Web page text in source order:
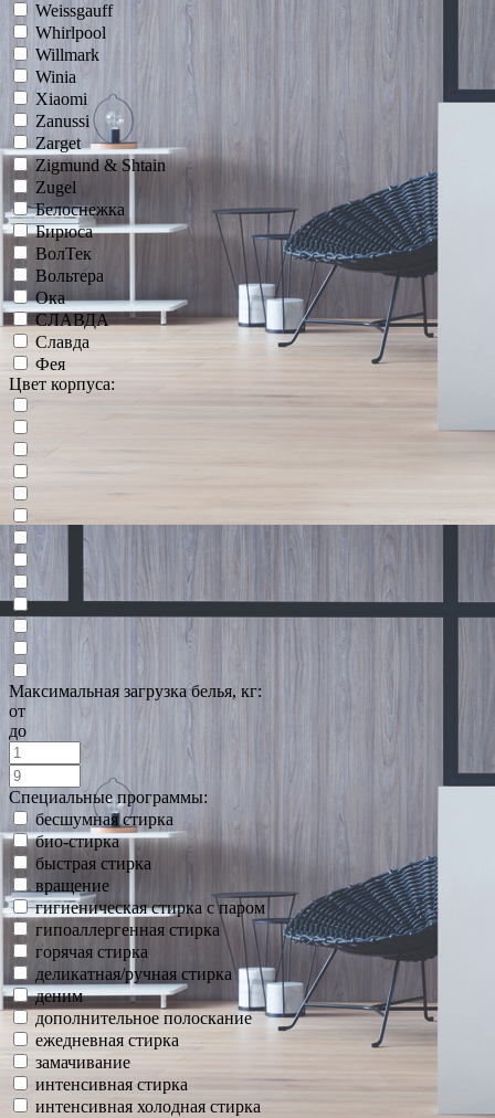
Weissgauff
Whirlpool
Willmark
Winia
Xiaomi
Zanussi
Zarget
Zigmund & Shtain
Zugel
Белоснежка
Бирюса
ВолТек
Вольтера
Ока
СЛАВДА
Славда
Фея
Цвет корпуса:
Максимальная загрузка белья, кг:
от
до
Специальные программы:
бесшумная стирка
био-стирка
быстрая стирка
вращение
гигиеническая стирка с паром
гипоаллергенная стирка
горячая стирка
деликатная/ручная стирка
деним
дополнительное полоскание
ежедневная стирка
замачивание
интенсивная стирка
интенсивная холодная стирка